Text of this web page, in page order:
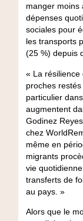
manger moins
dépenses
sociales pour
les transports
(25 %) depuis
« La résilience
proches
particulier
augmentent
Godinez
chez
même en
migrants
vie
transferts de
au pays. »
Alors que le